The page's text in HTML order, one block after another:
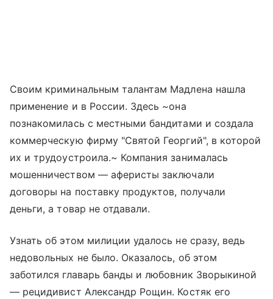
Своим криминальным талантам Мадлена нашла
применение и в России. Здесь ~она
познакомилась с местными бандитами и создала
коммерческую фирму "Святой Георгий", в которой
их и трудоустроила.~ Компания занималась
мошенничеством — аферисты заключали
договоры на поставку продуктов, получали
деньги, а товар не отдавали.
Узнать об этом милиции удалось не сразу, ведь
недовольных не было. Оказалось, об этом
заботился главарь банды и любовник Зворыкиной
— рецидивист Александр Рощин. Костяк его